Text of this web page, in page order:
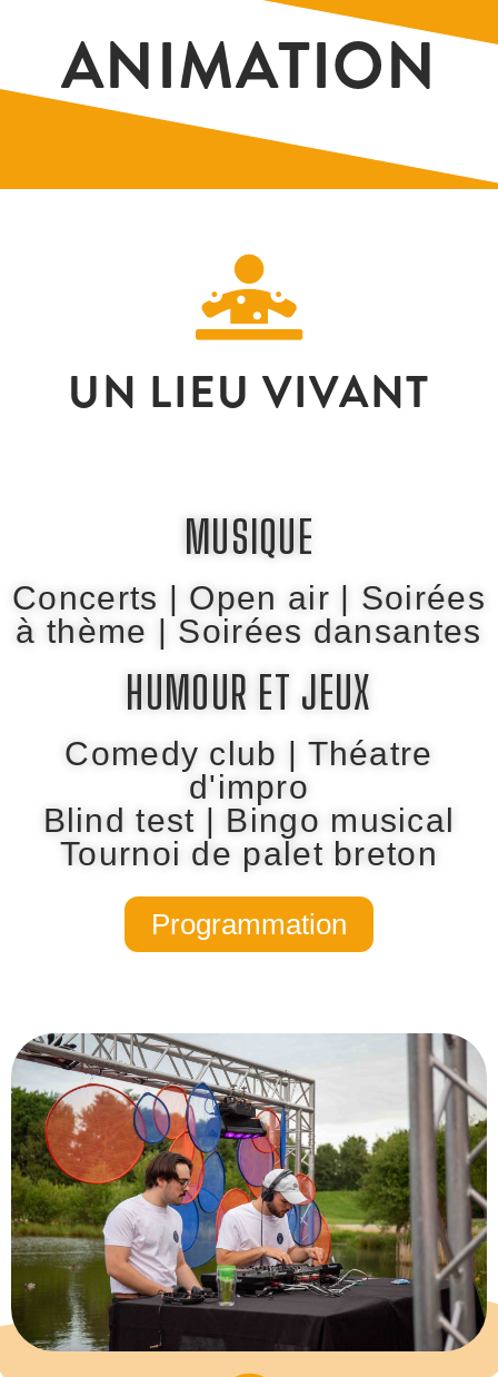
ANIMATION
UN LIEU VIVANT
MUSIQUE
Concerts | Open air | Soirées
à thème | Soirées dansantes
HUMOUR ET JEUX
Comedy club | Théatre
d'impro
Blind test | Bingo musical
Tournoi de palet breton
Programmation